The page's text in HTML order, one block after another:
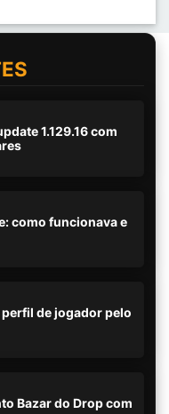
1.129.16 com
como funcionava e
de jogador pelo
Bazar do Drop com